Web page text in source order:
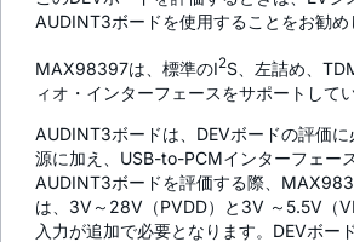
AUDINT3ボードを使用することをお勧め
MAX98397は、標準のI2S、左詰め、
ィオ・インターフェースをサポートしてい
AUDINT3ボードは、DEVボードの評価
源に加え、USB-to-PCMインターフェー
AUDINT3ボードを評価する際、
は、3V～28V（PVDD）と3V ～5.5V（
入力が追加で必要となります。DEVボー